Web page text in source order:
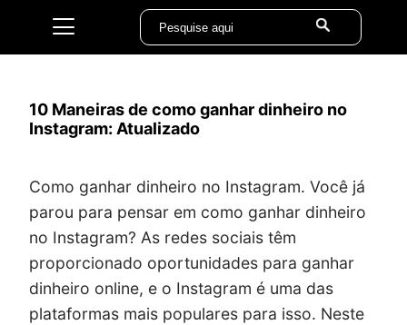
10 Maneiras de como ganhar dinheiro no
Instagram: Atualizado
Como ganhar dinheiro no Instagram. Você já
parou para pensar em como ganhar dinheiro
no Instagram? As redes sociais têm
proporcionado oportunidades para ganhar
dinheiro online, e o Instagram é uma das
plataformas mais populares para isso. Neste